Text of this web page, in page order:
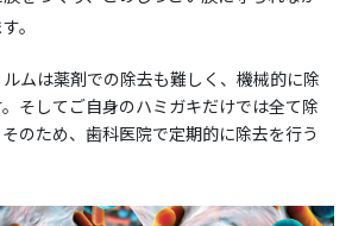
。
ムは薬剤での除去も難しく、機械的に除
そしてご自身のハミガキだけでは全て除
のため、歯科医院で定期的に除去を行う